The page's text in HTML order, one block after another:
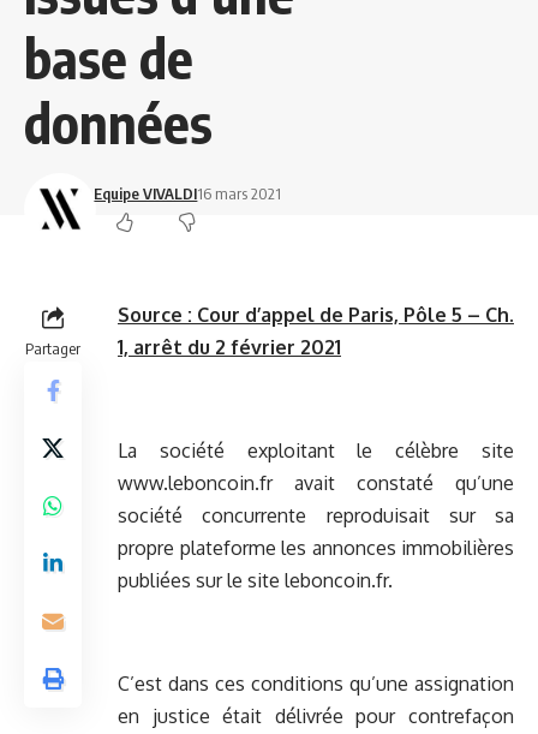
base de
données
Equipe VIVALDI16 mars 2021
Partager
Source : Cour d’appel de Paris, Pôle 5 – Ch.
1, arrêt du 2 février 2021
La société exploitant le célèbre site
www.leboncoin.fravait constaté qu’une
société concurrente reproduisait sur sa
propre plateforme les annonces immobilières
publiées sur le site leboncoin.fr.
C’est dans ces conditions qu’une assignation
en justice était délivrée pour contrefaçon